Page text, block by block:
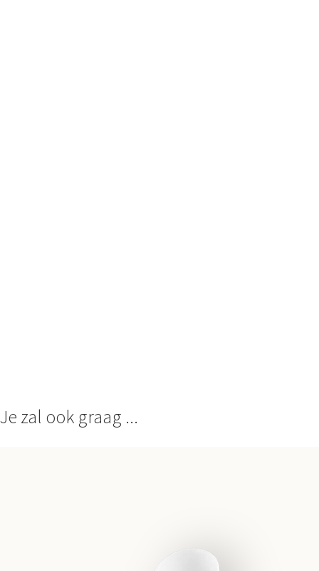
Je zal ook graag ...